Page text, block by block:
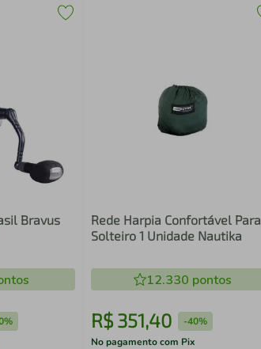
Bravus
Rede Harpia Confortável Para
Solteiro 1 Unidade Nautika
12.330 pontos
R$351,40 -40%
No pagamento com Pix